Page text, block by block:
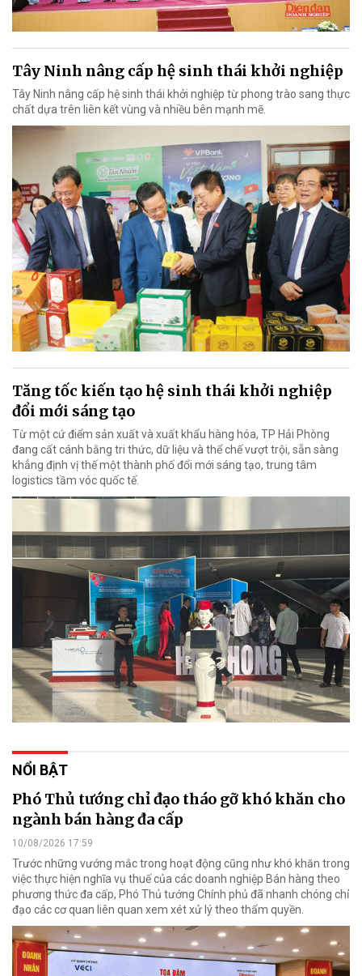
Tây Ninh nâng cấp hệ sinh thái khởi nghiệp
Tây Ninh nâng cấp hệ sinh thái khởi nghiệp từ phong trào sang thực
chất dựa trên liên kết vùng và nhiều bên mạnh mẽ.
Tăng tốc kiến tạo hệ sinh thái khởi nghiệp
đổi mới sáng tạo
Từ một cứ điểm sản xuất và xuất khẩu hàng hóa, TP Hải Phòng
đang cất cánh bằng tri thức, dữ liệu và thể chế vượt trội, sẵn sàng
khẳng định vị thế một thành phố đổi mới sáng tạo, trung tâm
logistics tầm vóc quốc tế.
NỔI BẬT
Phó Thủ tướng chỉ đạo tháo gỡ khó khăn cho
ngành bán hàng đa cấp
10/08/2026 17:59
Trước những vướng mắc trong hoạt động cũng như khó khăn trong
việc thực hiện nghĩa vụ thuế của các doanh nghiệp Bán hàng theo
phương thức đa cấp, Phó Thủ tướng Chính phủ đã nhanh chóng chỉ
đạo các cơ quan liên quan xem xét xử lý theo thẩm quyền.